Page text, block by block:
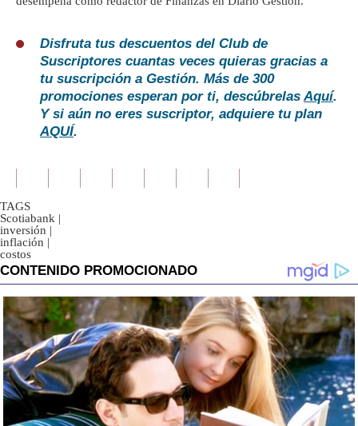
Disfruta tus descuentos del Club de
Suscriptores cuantas veces quieras gracias a
tu suscripción a Gestión. Más de 300
promociones esperan por ti, descúbrelasAquí.
Y si aún no eres suscriptor, adquiere tu plan
AQUÍ.
TAGS
Scotiabank |
inversión |
inflación |
costos